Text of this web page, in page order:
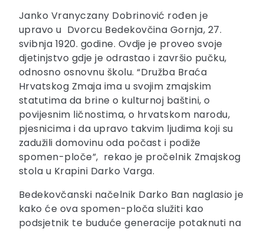
Janko Vranyczany Dobrinović rođen je
upravo u Dvorcu Bedekovčina Gornja, 27.
svibnja 1920. godine. Ovdje je proveo svoje
djetinjstvo gdje je odrastao i završio pučku,
odnosno osnovnu školu. “Družba Braća
Hrvatskog Zmaja ima u svojim zmajskim
statutima da brine o kulturnoj baštini, o
povijesnim ličnostima, o hrvatskom narodu,
pjesnicima i da upravo takvim ljudima koji su
zadužili domovinu oda počast i podiže
spomen-ploče”, rekao je pročelnik Zmajskog
stola u Krapini Darko Varga.
Bedekovčanski načelnik Darko Ban naglasio je
kako će ova spomen-ploča služiti kao
podsjetnik te buduće generacije potaknuti na